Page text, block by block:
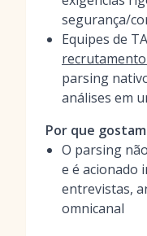
segurança/
Equipes de
parsing
análises em
Por que
O parsing
e é acionado
entrevistas,
omnicanal